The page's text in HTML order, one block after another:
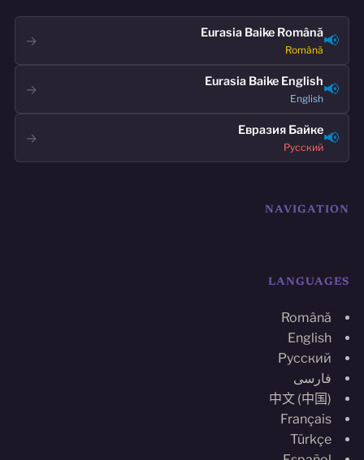
📢
Eurasia Baike Română
Română
→
📢
Eurasia Baike English
English
→
📢
Евразия Байке
Русский
→
NAVIGATION
LANGUAGES
Română
English
Русский
فارسی
中文 (中国)
Français
Türkçe